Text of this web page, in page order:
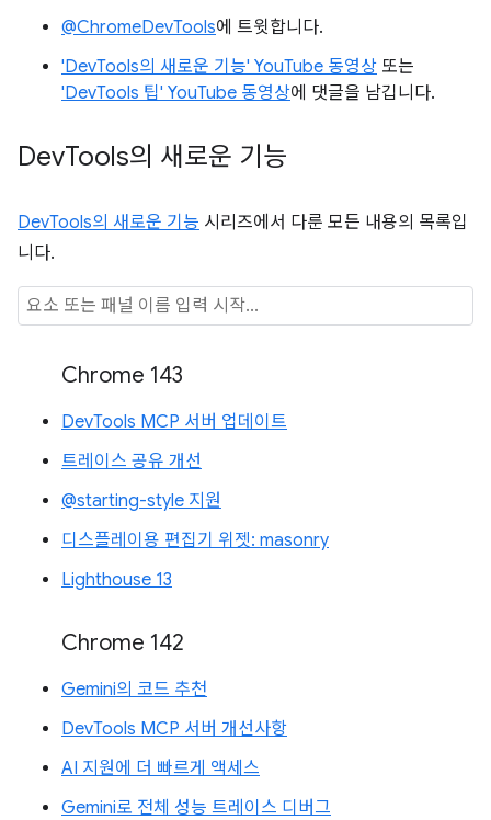
@ChromeDevTools에 트윗합니다.
'DevTools의 새로운 기능' YouTube 동영상 또는
'DevTools 팁' YouTube 동영상에 댓글을 남깁니다.
DevTools의 새로운 기능
DevTools의 새로운 기능 시리즈에서 다룬 모든 내용의 목록입
니다.
Chrome 143
DevTools MCP 서버 업데이트
트레이스 공유 개선
@starting-style 지원
디스플레이용 편집기 위젯: masonry
Lighthouse 13
Chrome 142
Gemini의 코드 추천
DevTools MCP 서버 개선사항
AI 지원에 더 빠르게 액세스
Gemini로 전체 성능 트레이스 디버그